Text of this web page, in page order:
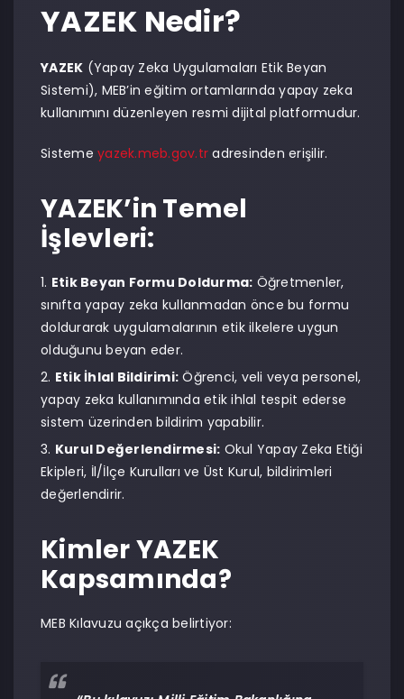
YAZEK Nedir?
YAZEK (Yapay Zeka Uygulamaları Etik Beyan
Sistemi), MEB’in eğitim ortamlarında yapay zeka
kullanımını düzenleyen resmi dijital platformudur.
Sisteme yazek.meb.gov.tr adresinden erişilir.
YAZEK’in Temel
İşlevleri:
Etik Beyan Formu Doldurma: Öğretmenler,
sınıfta yapay zeka kullanmadan önce bu formu
doldurarak uygulamalarının etik ilkelere uygun
olduğunu beyan eder.
Etik İhlal Bildirimi: Öğrenci, veli veya personel,
yapay zeka kullanımında etik ihlal tespit ederse
sistem üzerinden bildirim yapabilir.
Kurul Değerlendirmesi: Okul Yapay Zeka Etiği
Ekipleri, İl/İlçe Kurulları ve Üst Kurul, bildirimleri
değerlendirir.
Kimler YAZEK
Kapsamında?
MEB Kılavuzu açıkça belirtiyor: